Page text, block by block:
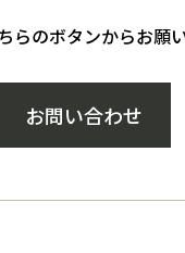
らのボタンからお願い
お問い合わせ